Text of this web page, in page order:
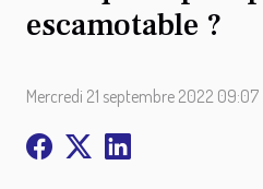
escamotable ?
Mercredi 21 septembre 2022 09:07